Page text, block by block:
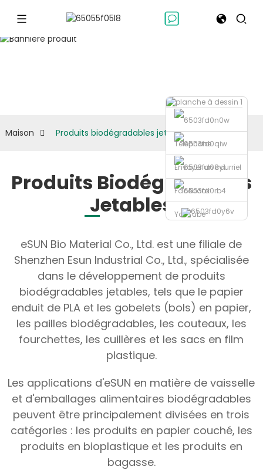
Téléphone
Envoyer un courriel
Facebook
YouTube
Maison Produits biodégradables jetables
Produits Biodégradables
Jetables
eSUN Bio Material Co., Ltd. est une filiale de
Shenzhen Esun Industrial Co., Ltd., spécialisée
dans le développement de produits
biodégradables jetables, tels que le papier
enduit de PLA et les gobelets (bols) en papier,
les pailles biodégradables, les couteaux, les
fourchettes, les cuillères et les sacs en film
plastique.
Les applications d'eSUN en matière de vaisselle
et d'emballages alimentaires biodégradables
peuvent être principalement divisées en trois
catégories : les produits en papier couché, les
produits en bioplastique et les produits en
bagasse.